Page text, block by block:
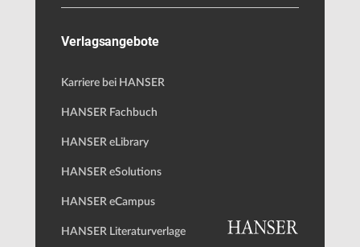
Verlagsangebote
Karriere bei HANSER
HANSER Fachbuch
HANSER eLibrary
HANSER eSolutions
HANSER eCampus
HANSER Literaturverlage